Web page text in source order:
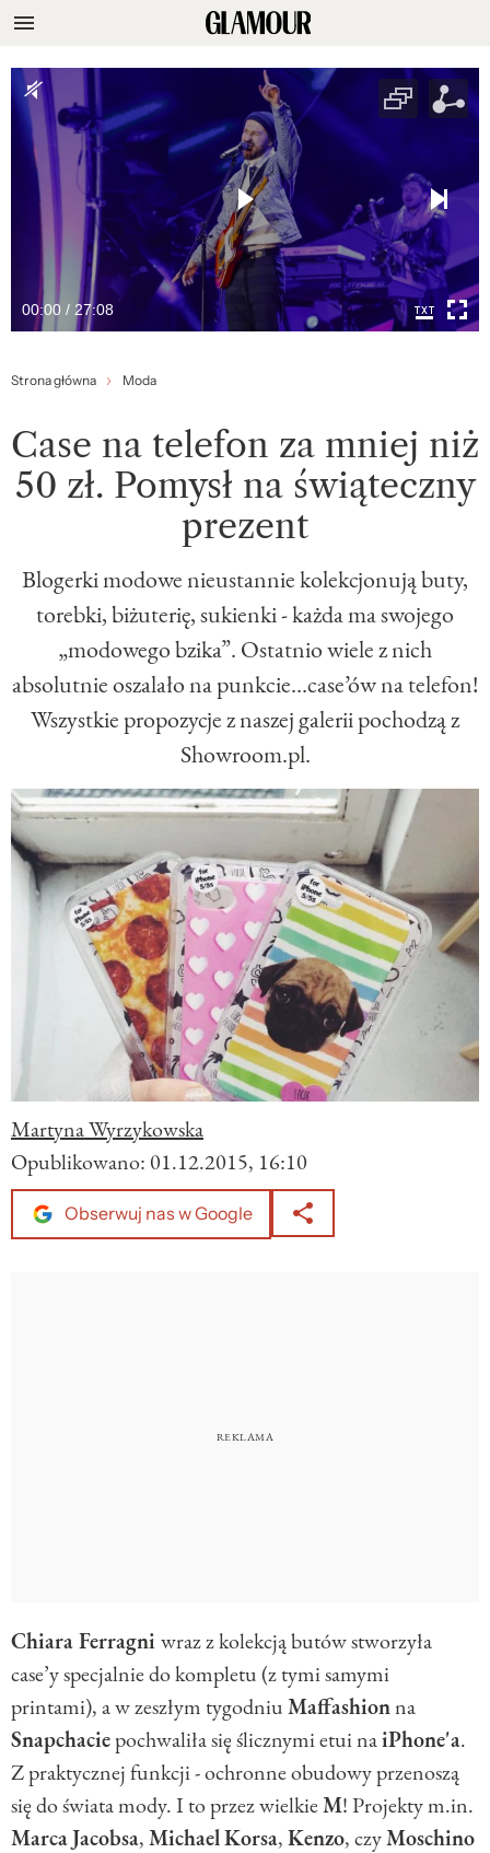
00:00 / 27:08
Strona główna Moda
Case na telefon za mniej niż
50 zł. Pomysł na świąteczny
prezent
Blogerki modowe nieustannie kolekcjonują buty,
torebki, biżuterię, sukienki - każda ma swojego
„modowego bzika”. Ostatnio wiele z nich
absolutnie oszalało na punkcie…case’ów na telefon!
Wszystkie propozycje z naszej galerii pochodzą z
Showroom.pl.
Martyna Wyrzykowska
Opublikowano: 01.12.2015, 16:10
Obserwuj nas w Google
Chiara Ferragni wraz z kolekcją butów stworzyła
case’y specjalnie do kompletu (z tymi samymi
printami), a w zeszłym tygodniuMaffashionna
Snapchaciepochwaliła się ślicznymi etui naiPhone'a.
Z praktycznej funkcji - ochronne obudowy przenoszą
się do świata mody. I to przez wielkieM! Projekty m.in.
MarcaJacobsa,MichaelKorsa,Kenzo, czyMoschino